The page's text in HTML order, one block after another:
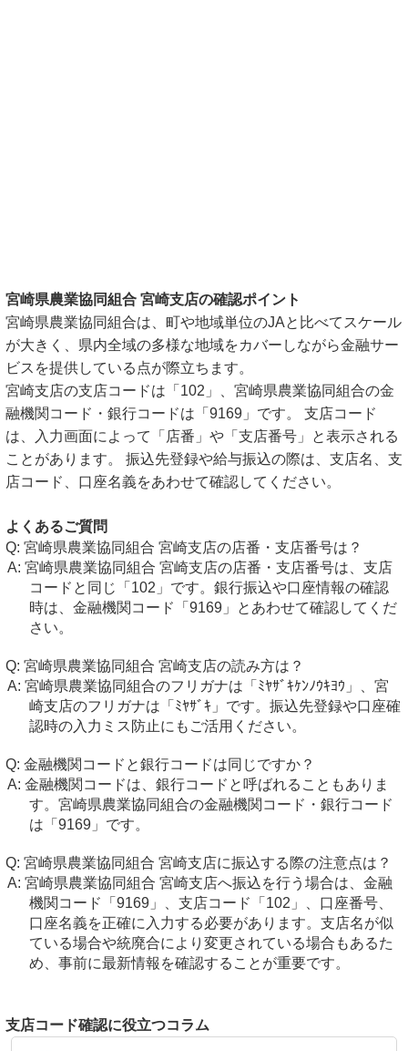
宮崎県農業協同組合 宮崎支店の確認ポイント
宮崎県農業協同組合は、町や地域単位のJAと比べてスケール
が大きく、県内全域の多様な地域をカバーしながら金融サー
ビスを提供している点が際立ちます。
宮崎支店の支店コードは「102」、宮崎県農業協同組合の金
融機関コード・銀行コードは「9169」です。 支店コード
は、入力画面によって「店番」や「支店番号」と表示される
ことがあります。 振込先登録や給与振込の際は、支店名、支
店コード、口座名義をあわせて確認してください。
よくあるご質問
宮崎県農業協同組合 宮崎支店の店番・支店番号は？
宮崎県農業協同組合 宮崎支店の店番・支店番号は、支店
コードと同じ「102」です。銀行振込や口座情報の確認
時は、金融機関コード「9169」とあわせて確認してくだ
さい。
宮崎県農業協同組合 宮崎支店の読み方は？
宮崎県農業協同組合のフリガナは「ﾐﾔｻﾞｷｹﾝﾉｳｷﾖｳ」、宮
崎支店のフリガナは「ﾐﾔｻﾞｷ」です。振込先登録や口座確
認時の入力ミス防止にもご活用ください。
金融機関コードと銀行コードは同じですか？
金融機関コードは、銀行コードと呼ばれることもありま
す。宮崎県農業協同組合の金融機関コード・銀行コード
は「9169」です。
宮崎県農業協同組合 宮崎支店に振込する際の注意点は？
宮崎県農業協同組合 宮崎支店へ振込を行う場合は、金融
機関コード「9169」、支店コード「102」、口座番号、
口座名義を正確に入力する必要があります。支店名が似
ている場合や統廃合により変更されている場合もあるた
め、事前に最新情報を確認することが重要です。
支店コード確認に役立つコラム